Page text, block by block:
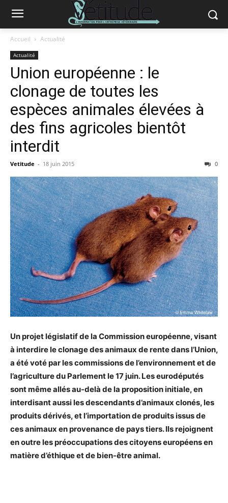
Accueil Actualité
Actualité
Union européenne : le
clonage de toutes les
espèces animales élevées à
des fins agricoles bientôt
interdit
Vetitude - 18 juin 2015 0
Un projet législatif de la Commission européenne, visant
à interdire le clonage des animaux de rente dans l’Union,
a été voté par les commissionsde l’environnement et de
l’agriculture du Parlement le 17 juin. Les eurodéputés
sont même allés au-delà de la proposition initiale, en
interdisant aussi les descendants d’animaux clonés, les
produits dérivés, et l’importation de produits issus de
ces animaux en provenance de pays tiers. Ils rejoignent
en outre les préoccupations des citoyens européens en
matière d’éthique et de bien-être animal.